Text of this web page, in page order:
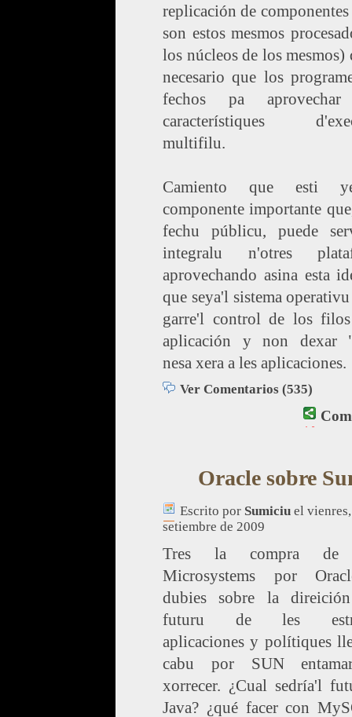
replicación de
son estos mesmos
los núcleos de los mesmos)
necesario que los
fechos pa aprovechar
característiques
multifilu.
Camiento que esti
componente importante
fechu públicu, puede
integralu n'otres
aprovechando asina esta
que seya'l sistema
garre'l control de los
aplicación y non dexar
nesa xera a les aplicaciones.
Ver Comentarios (535)
Oracle sobre
Escrito por Sumiciu el
setiembre de 2009
Tres la compra de
Microsystems por
dubies sobre la
futuru de les
aplicaciones y polítiques
cabu por SUN
xorrecer. ¿Cual sedría'l
Java? ¿qué facer con